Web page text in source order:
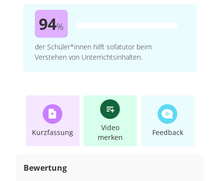
94%
der Schüler*innen hilft sofatutor beim
Verstehen von Unterrichtsinhalten.
Kurzfassung
Video
merken
Feedback
Bewertung